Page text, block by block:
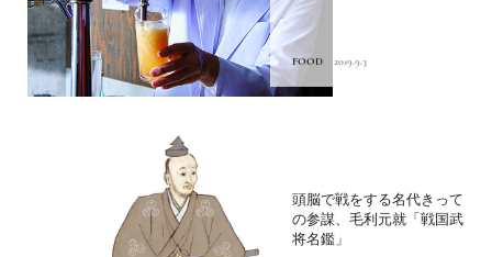
FOOD 2019.9.3
頭脳で戦をする名代きって
の参謀、毛利元就「戦国武
将名鑑」